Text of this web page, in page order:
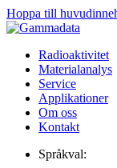
Hoppa till
Radioaktivitet
Materialanalys
Service
Applikationer
Om oss
Kontakt
Språkval: